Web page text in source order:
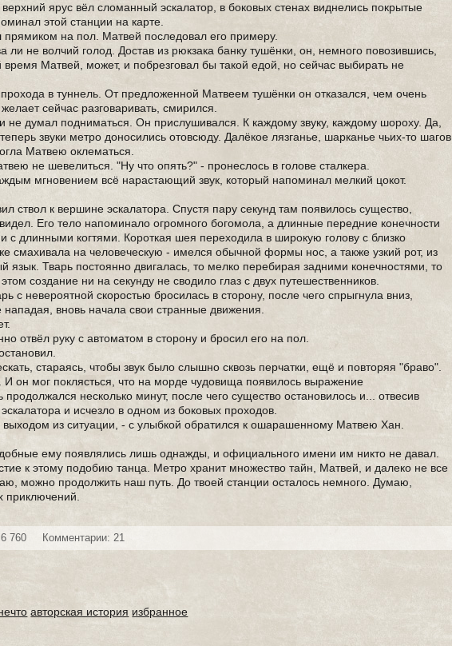
ярус вёл сломанный эскалатор, в боковых стенах виднелись покрытые
этой станции на карте.
на пол. Матвей последовал его примеру.
ли не волчий голод. Достав из рюкзака банку тушёнки, он, немного повозившись,
Матвей, может, и побрезговал бы такой едой, но сейчас выбирать не
в туннель. От предложенной Матвеем тушёнки он отказался, чем очень
сейчас разговаривать, смирился.
не думал подниматься. Он прислушивался. К каждому звуку, каждому шороху. Да,
звуки метро доносились отовсюду. Далёкое лязганье, шарканье чьих-то шагов,
Матвею оклематься.
не шевелиться. "Ну что опять?" - пронеслось в голове сталкера.
мгновением всё нарастающий звук, который напоминал мелкий цокот.
ствол к вершине эскалатора. Спустя пару секунд там появилось существо,
Его тело напоминало огромного богомола, а длинные передние конечности
с длинными когтями. Короткая шея переходила в широкую голову с близко
на человеческую - имелся обычной формы нос, а также узкий рот, из
язык. Тварь постоянно двигалась, то мелко перебирая задними конечностями, то
создание ни на секунду не сводило глаз с двух путешественников.
с невероятной скоростью бросилась в сторону, после чего спрыгнула вниз,
вновь начала свои странные движения.
отвёл руку с автоматом в сторону и бросил его на пол.
стараясь, чтобы звук было слышно сквозь перчатки, ещё и повторяя "браво".
он мог поклясться, что на морде чудовища появилось выражение
несколько минут, после чего существо остановилось и... отвесив
и исчезло в одном из боковых проходов.
из ситуации, - с улыбкой обратился к ошарашенному Матвею Хан.
ему появлялись лишь однажды, и официального имени им никто не давал.
к этому подобию танца. Метро хранит множество тайн, Матвей, и далеко не все
можно продолжить наш путь. До твоей станции осталось немного. Думаю,
760 Комментарии: 21
авторская история избранное